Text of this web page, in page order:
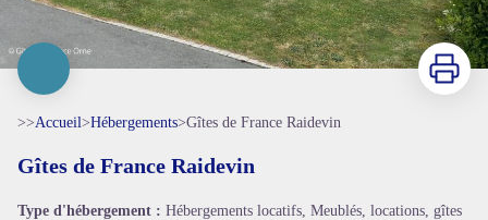
Imprimer
>>Accueil>Hébergements>Gîtes de France Raidevin
Gîtes de France Raidevin
Type d'hébergement : Hébergements locatifs, Meublés, locations, gîtes